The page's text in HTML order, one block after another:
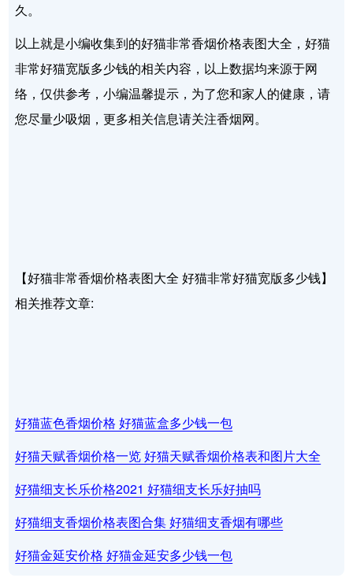
久。
以上就是小编收集到的好猫非常香烟价格表图大全，好猫
非常好猫宽版多少钱的相关内容，以上数据均来源于网
络，仅供参考，小编温馨提示，为了您和家人的健康，请
您尽量少吸烟，更多相关信息请关注香烟网。
【好猫非常香烟价格表图大全 好猫非常好猫宽版多少钱】
相关推荐文章:
好猫蓝色香烟价格 好猫蓝盒多少钱一包
好猫天赋香烟价格一览 好猫天赋香烟价格表和图片大全
好猫细支长乐价格2021 好猫细支长乐好抽吗
好猫细支香烟价格表图合集 好猫细支香烟有哪些
好猫金延安价格 好猫金延安多少钱一包